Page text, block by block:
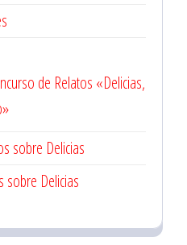
de Relatos «Delicias,
sobre Delicias
sobre Delicias